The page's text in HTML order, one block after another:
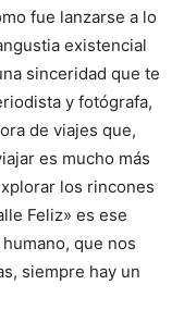
fue lanzarse a lo
existencial
sinceridad que te
y fotógrafa,
de viajes que,
es mucho más
los rincones
Feliz» es ese
que nos
siempre hay un